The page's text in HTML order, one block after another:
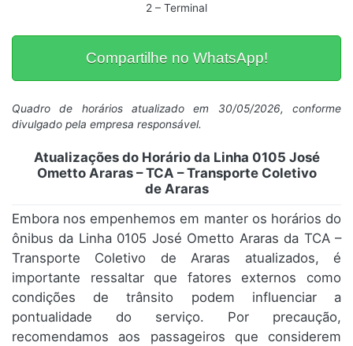
2 – Terminal
Compartilhe no WhatsApp!
Quadro de horários atualizado em 30/05/2026, conforme
divulgado pela empresa responsável.
Atualizações do Horário da Linha 0105 José
Ometto Araras – TCA – Transporte Coletivo
de Araras
Embora nos empenhemos em manter os horários do
ônibus da Linha 0105 José Ometto Araras da TCA –
Transporte Coletivo de Araras atualizados, é
importante ressaltar que fatores externos como
condições de trânsito podem influenciar a
pontualidade do serviço. Por precaução,
recomendamos aos passageiros que considerem